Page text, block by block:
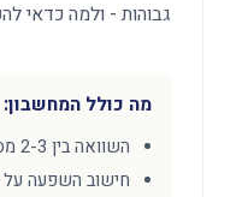
גבוהות - ולמה כדאי
מה כולל המחשבון:
השוואה בין 2-3 מסלולים עם דמי ניהול שונים
חישוב השפעה על צבירה